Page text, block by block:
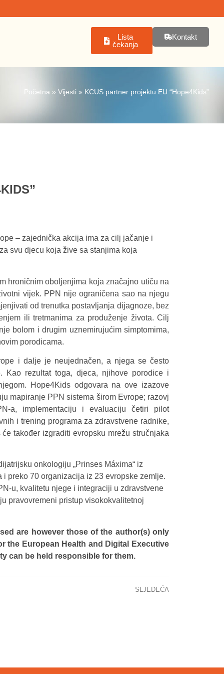
Lista
čekanja
Kontakt
Početna » Vijesti » KCUS partner projektu EU “Hope4Kids”
– zajednička akcija ima za cilj jačanje i
svu djecu koja žive sa stanjima koja
hroničnim oboljenjima koja značajno utiču na
vijek. PPN nije ograničena sao na njegu
od trenutka postavljanja dijagnoze, bez
ili tretmanima za produženje života. Cilj
bolom i drugim uznemirujućim simptomima,
porodicama.
i dalje je neujednačen, a njega se često
Kao rezultat toga, djeca, njihove porodice i
Hope4Kids odgovara na ove izazove
mapiranje PPN sistema širom Evrope; razovj
a, implementaciju i evaluaciju četiri pilot
i trening programa za zdravstvene radnike,
također izgraditi evropsku mrežu stručnjaka
onkologiju „Prinses Máxima“ iz
preko 70 organizacija iz 23 evropske zemlje.
u, kvalitetu njege i integraciji u zdravstvene
pravovremeni pristup visokokvalitetnoj
are however those of the author(s) only
the European Health and Digital Executive
can be held responsible for them.
SLJEDEĆA